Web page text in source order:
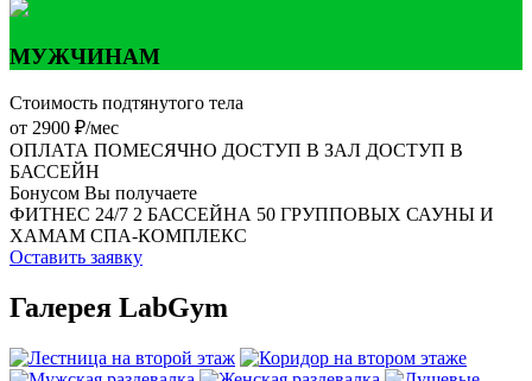
МУЖЧИНАМ
Стоимость подтянутого тела
от 2900 ₽/мес
ОПЛАТА ПОМЕСЯЧНО ДОСТУП В ЗАЛ ДОСТУП В
БАССЕЙН
Бонусом Вы получаете
ФИТНЕС 24/7 2 БАССЕЙНА 50 ГРУППОВЫХ САУНЫ И
ХАМАМ СПА-КОМПЛЕКС
Оставить заявку
Галерея LabGym